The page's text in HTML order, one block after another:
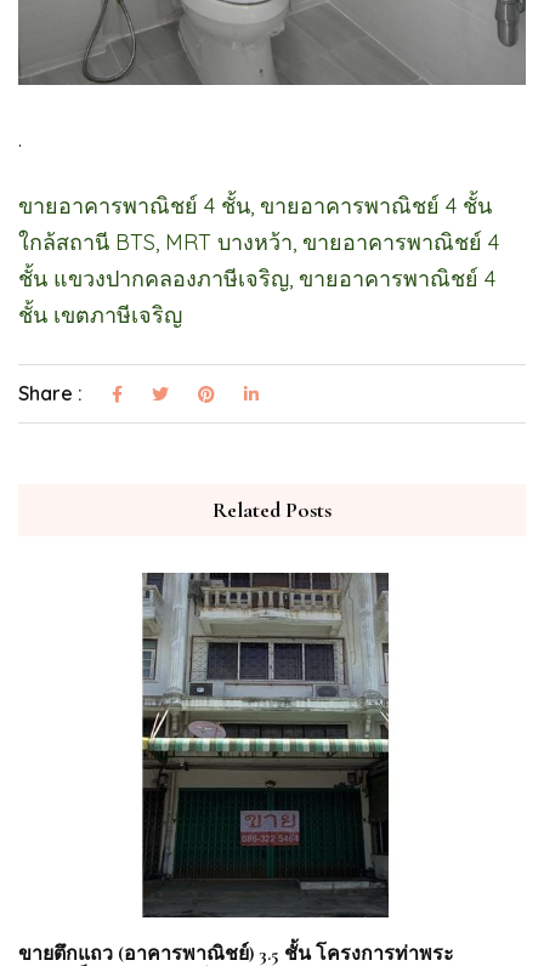
.
ขายอาคารพาณิชย์ 4 ชั้น, ขายอาคารพาณิชย์ 4 ชั้น
ใกล้สถานี BTS, MRT บางหว้า, ขายอาคารพาณิชย์ 4
ชั้น แขวงปากคลองภาษีเจริญ, ขายอาคารพาณิชย์ 4
ชั้น เขตภาษีเจริญ
Share :
Related Posts
ขายตึกแถว (อาคารพาณิชย์) 3.5 ชั้น โครงการท่าพระ